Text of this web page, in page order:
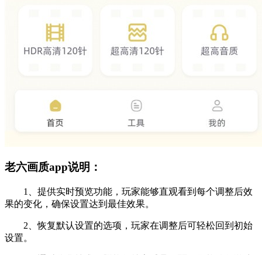
老六画质app说明：
1、提供实时预览功能，玩家能够直观看到每个调整后效
果的变化，确保设置达到最佳效果。
2、恢复默认设置的选项，玩家在调整后可轻松回到初始
设置。